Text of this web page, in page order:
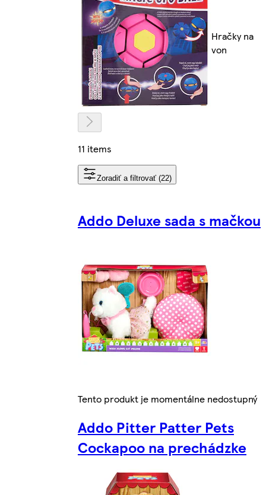
Hračky na
von
11 items
Zoradiť a filtrovať (22)
Addo Deluxe sada s mačkou
Tento produkt je momentálne nedostupný
Addo Pitter Patter Pets
Cockapoo na prechádzke